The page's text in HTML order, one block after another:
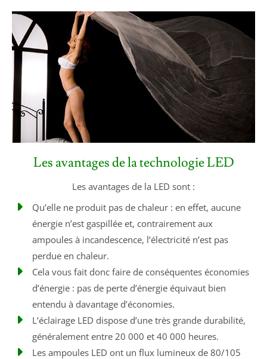
Les avantages de la technologie LED
Les avantages de la LED sont :
Qu’elle ne produit pas de chaleur : en effet, aucune
énergie n’est gaspillée et, contrairement aux
ampoules à incandescence, l’électricité n’est pas
perdue en chaleur.
Cela vous fait donc faire de conséquentes économies
d’énergie : pas de perte d’énergie équivaut bien
entendu à davantage d’économies.
L’éclairage LED dispose d’une très grande durabilité,
généralement entre 20 000 et 40 000 heures.
Les ampoules LED ont un flux lumineux de 80/105